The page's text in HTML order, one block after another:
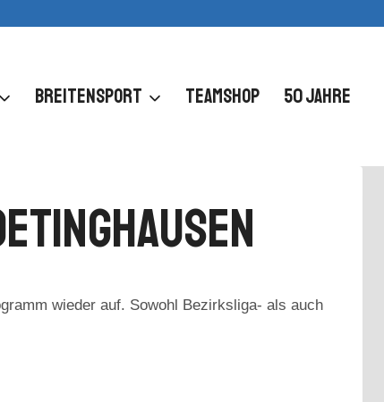
BREITENSPORT TEAMSHOP 50 JAHRE
wieder auf. Sowohl Bezirksliga- als auch